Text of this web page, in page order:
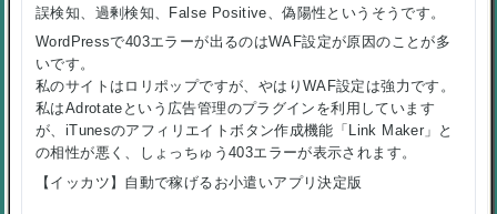
誤検知、過剰検知、False Positive、偽陽性というそうです。
WordPressで403エラーが出るのはWAF設定が原因のことが多
いです。
私のサイトはロリポップですが、やはりWAF設定は強力です。
私はAdrotateという広告管理のプラグインを利用しています
が、iTunesのアフィリエイトボタン作成機能「Link Maker」と
の相性が悪く、しょっちゅう403エラーが表示されます。
【イッカツ】自動で稼げるお小遣いアプリ決定版